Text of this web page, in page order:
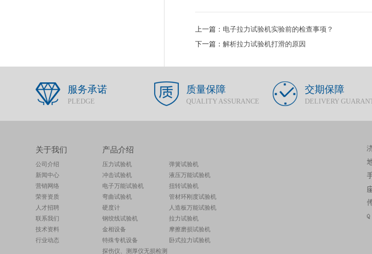
上一篇： 电子拉力试验机实验前的检查事项？
下一篇： 解析拉力试验机打滑的原因
服务承诺
PLEDGE
质量保障
QUALITY ASSURANCE
交期保障
DELIVERY
关于我们
公司介绍
新闻中心
营销网络
荣誉资质
人才招聘
联系我们
技术资料
行业动态
产品介绍
压力试验机
弹簧试验机
冲击试验机
液压万能试验机
电子万能试验机
扭转试验机
弯曲试验机
管材环刚度试验机
硬度计
人造板万能试验机
钢绞线试验机
拉力试验机
金相设备
摩擦磨损试验机
特殊专机设备
卧式拉力试验机
探伤仪、测厚仪无损检测